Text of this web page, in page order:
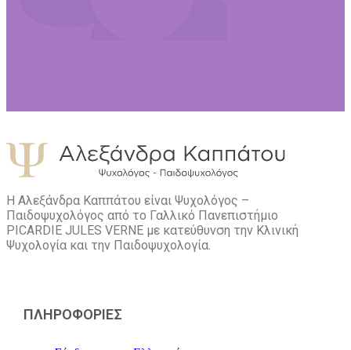
Η Αλεξάνδρα Καππάτου είναι Ψυχολόγος –
Παιδοψυχολόγος από το Γαλλικό Πανεπιστήμιο
PICARDIE JULES VERNE με κατεύθυνση την Kλινική
Ψυχολογία και την Παιδοψυχολογία.
ΠΛΗΡΟΦΟΡΙΕΣ